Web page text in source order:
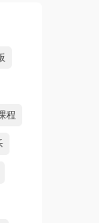
程